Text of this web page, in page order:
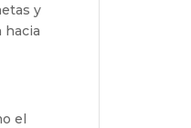
y
hacia
el